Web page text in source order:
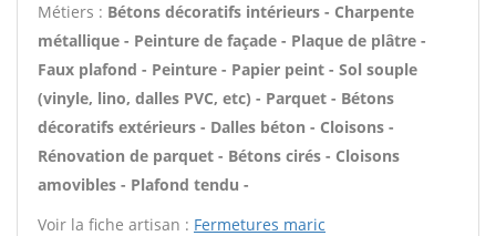
Métiers : Bétons décoratifs intérieurs - Charpente
métallique - Peinture de façade - Plaque de plâtre -
Faux plafond - Peinture - Papier peint - Sol souple
(vinyle, lino, dalles PVC, etc) - Parquet - Bétons
décoratifs extérieurs - Dalles béton - Cloisons -
Rénovation de parquet - Bétons cirés - Cloisons
amovibles - Plafond tendu -
Voir la fiche artisan : Fermetures maric